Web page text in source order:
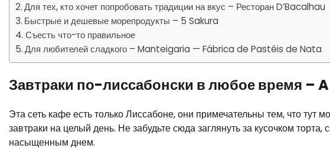
Для тех, кто хочет попробовать традиции на вкус – Ресторан D’Bacalhau
Быстрые и дешевые морепродукты – 5 Sakura
Съесть что-то правильное
Для любителей сладкого – Manteigaria — Fábrica de Pastéis de Nata
Завтраки по-лиссабонски в любое время –
Эта сеть кафе есть только Лиссабоне, они примечательны тем, что
завтраки на целый день. Не забудьте сюда заглянуть за кусочком
насыщенным днем.